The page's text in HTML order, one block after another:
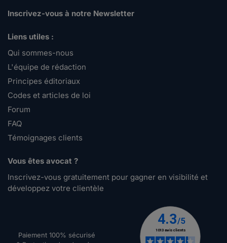
Inscrivez-vous à notre Newsletter
Liens utiles :
Qui sommes-nous
L'équipe de rédaction
Principes éditoriaux
Codes et articles de loi
Forum
FAQ
Témoignages clients
Vous êtes avocat ?
Inscrivez-vous gratuitement pour gagner en visibilité et
développez votre clientèle
Paiement 100% sécurisé